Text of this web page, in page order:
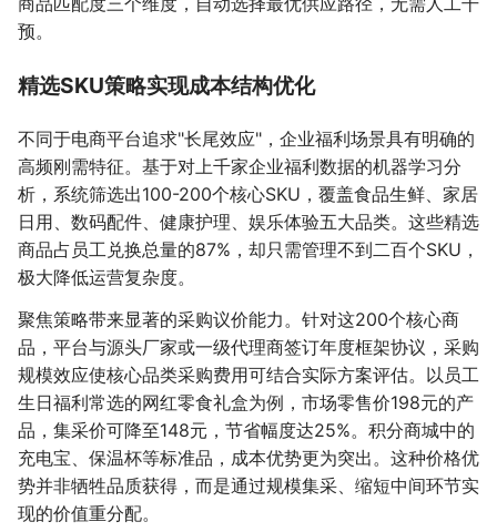
预。
精选SKU策略实现成本结构优化
不同于电商平台追求"长尾效应"，企业福利场景具有明确的
高频刚需特征。基于对上千家企业福利数据的机器学习分
析，系统筛选出100-200个核心SKU，覆盖食品生鲜、家居
日用、数码配件、健康护理、娱乐体验五大品类。这些精选
商品占员工兑换总量的87%，却只需管理不到二百个SKU，
极大降低运营复杂度。
聚焦策略带来显著的采购议价能力。针对这200个核心商
品，平台与源头厂家或一级代理商签订年度框架协议，采购
规模效应使核心品类采购费用可结合实际方案评估。以员工
生日福利常选的网红零食礼盒为例，市场零售价198元的产
品，集采价可降至148元，节省幅度达25%。积分商城中的
充电宝、保温杯等标准品，成本优势更为突出。这种价格优
势并非牺牲品质获得，而是通过规模集采、缩短中间环节实
现的价值重分配。